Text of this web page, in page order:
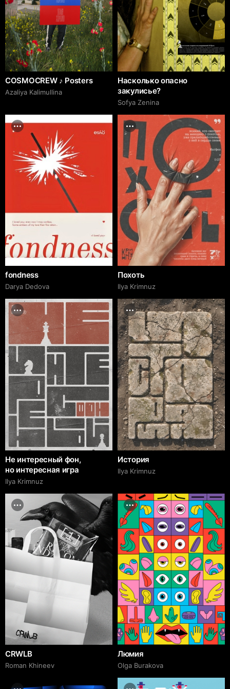
COSMOCREW ♪ Posters
Azaliya Kalimullina
Насколько опасно
закулисье?
Sofya Zenina
fondness
Darya Dedova
Похоть
Ilya Krimnuz
Не интересный фон,
но интересная игра
Ilya Krimnuz
История
Ilya Krimnuz
CRWLB
Roman Khineev
Люмия
Olga Burakova